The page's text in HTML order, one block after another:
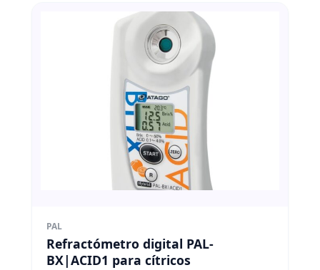
PAL
Refractómetro digital PAL-
BX|ACID1 para cítricos